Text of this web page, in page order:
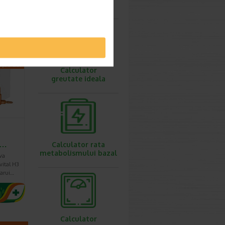
Lei
Lei
H3
Calculator
greutate ideala
Calculator rata
metabolismului bazal
Calculator